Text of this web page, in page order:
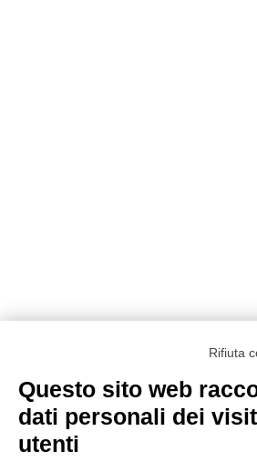
Rifiuta
Questo sito web
dati personali dei
utenti